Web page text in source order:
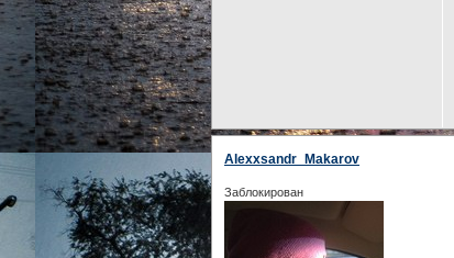
Alexxsandr_Makarov
Заблокирован